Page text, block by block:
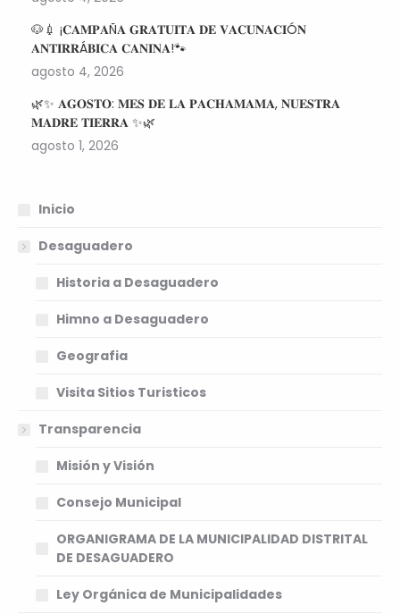
🐶💉 ¡𝐂𝐀𝐌𝐏𝐀Ñ𝐀 𝐆𝐑𝐀𝐓𝐔𝐈𝐓𝐀 𝐃𝐄 𝐕𝐀𝐂𝐔𝐍𝐀𝐂𝐈Ó𝐍
𝐀𝐍𝐓𝐈𝐑𝐑Á𝐁𝐈𝐂𝐀 𝐂𝐀𝐍𝐈𝐍𝐀!🐾
agosto 4, 2026
🌿✨ 𝐀𝐆𝐎𝐒𝐓𝐎: 𝐌𝐄𝐒 𝐃𝐄 𝐋𝐀 𝐏𝐀𝐂𝐇𝐀𝐌𝐀𝐌𝐀, 𝐍𝐔𝐄𝐒𝐓𝐑𝐀
𝐌𝐀𝐃𝐑𝐄 𝐓𝐈𝐄𝐑𝐑𝐀 ✨🌿
agosto 1, 2026
Inicio
Desaguadero
Historia a Desaguadero
Himno a Desaguadero
Geografia
Visita Sitios Turisticos
Transparencia
Misión y Visión
Consejo Municipal
ORGANIGRAMA DE LA MUNICIPALIDAD DISTRITAL
DE DESAGUADERO
Ley Orgánica de Municipalidades